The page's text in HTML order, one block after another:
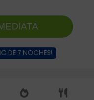
DE 7 NOCHES!